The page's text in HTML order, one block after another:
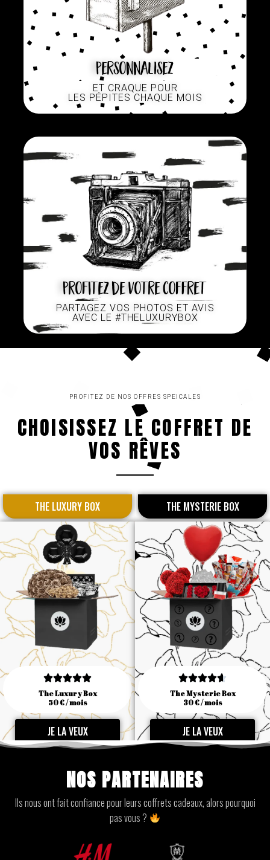
Personnalisez
ET CRAQUE POUR
LES PÉPITES CHAQUE MOIS
Profitez de votre coffret
PARTAGEZ VOS PHOTOS ET AVIS
AVEC LE #THELUXURYBOX
PROFITEZ DE NOS OFFRES SPEICALES
CHOISISSEZ LE COFFRET DE
VOS RÊVES
THE LUXURY BOX THE MYSTERIE BOX

The Luxury Box
50 € / mois
JE LA VEUX

The Mysterie Box
30 € / mois
JE LA VEUX
NOS PARTENAIRES
Ils nous ont fait confiance pour leurs coffrets cadeaux, alors pourquoi
pas vous ?